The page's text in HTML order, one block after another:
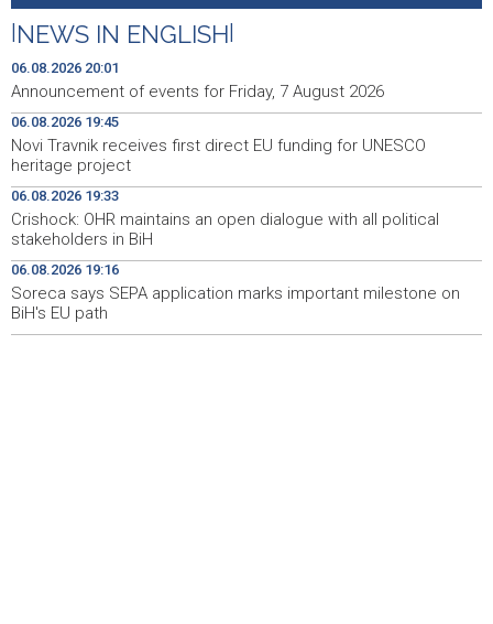
21:54
Bacačice kugle Bešlija i Baručija bez plasmana u finale
juniorskog SP-a
20:36
Počeo memorijalni turnir 'Streetball Tomislavgrad 2026.
20:26
Na Vilsonovom šetalištu u Sarajevu predstavljeno 50
luksuznih i sportskih automobila
20:01 Announcement of events for Friday, 7 August 2026
Livna
NEWS IN ENGLISH
06.08.2026 20:01
Announcement of events for Friday, 7 August 2026
06.08.2026 19:45
Novi Travnik receives first direct EU funding for UNESCO
heritage project
06.08.2026 19:33
Crishock: OHR maintains an open dialogue with all political
stakeholders in BiH
06.08.2026 19:16
Soreca says SEPA application marks important milestone on
BiH's EU path